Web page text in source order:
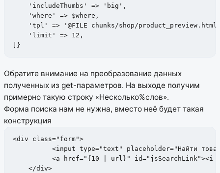
    'includeThumbs' => 'big',
    'where' => $where,
'tpl' => '@FILE chunks/shop/
    'limit' => 12,
]}
Обратите внимание на преобразование данных
полученных из get-параметров. На выходе получим
примерно такую строку «Несколько%слов».
Форма поиска нам не нужна, вместо неё будет такая
конструкция
<div class="form">
<input type="text" placeholder="Найти
<a href="{10 | url}" id="jsSearchLink"><i
    </div>